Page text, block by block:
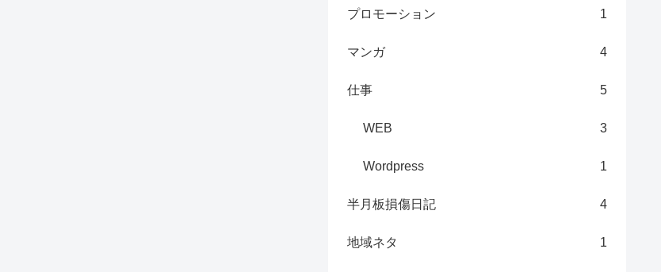
プロモーション 1
マンガ 4
仕事 5
WEB 3
Wordpress 1
半月板損傷日記 4
地域ネタ 1